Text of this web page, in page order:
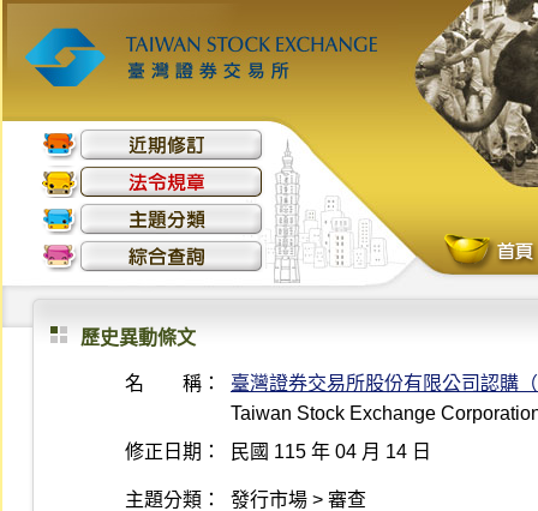
歷史異動條文
名 稱：
臺灣證券交易所股份有限公司認購
Taiwan Stock Exchange
修正日期：
民國 115 年 04 月 14 日
主題分類： 發行市場 > 審查